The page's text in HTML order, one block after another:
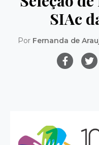
SIAc
Por Fernanda de